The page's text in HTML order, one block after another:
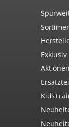
Exklusiv
Aktionen